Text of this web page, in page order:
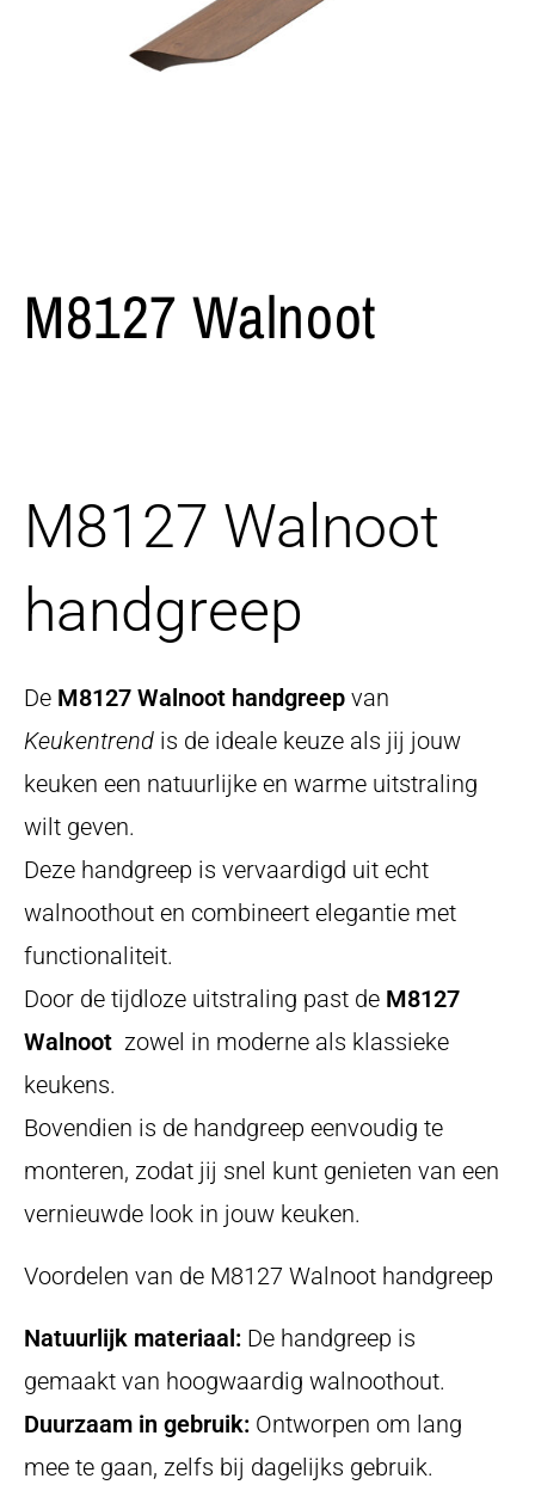
M8127 Walnoot
M8127 Walnoot
handgreep
De M8127 Walnoot handgreep van
Keukentrend is de ideale keuze als jij jouw
keuken een natuurlijke en warme uitstraling
wilt geven.
Deze handgreep is vervaardigd uit echt
walnoothout en combineert elegantie met
functionaliteit.
Door de tijdloze uitstraling past de M8127
Walnoot zowel in moderne als klassieke
keukens.
Bovendien is de handgreep eenvoudig te
monteren, zodat jij snel kunt genieten van een
vernieuwde look in jouw keuken.
Voordelen van de M8127 Walnoot handgreep
Natuurlijk materiaal: De handgreep is
gemaakt van hoogwaardig walnoothout.
Duurzaam in gebruik: Ontworpen om lang
mee te gaan, zelfs bij dagelijks gebruik.